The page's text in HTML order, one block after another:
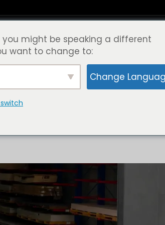
do MiMA Apoios e recursos
might be speaking a different
want to change to:
Change